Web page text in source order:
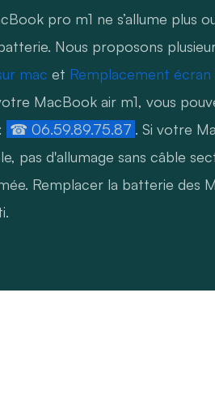
pro m1 ne s’allume plus
Nous proposons
mac et Remplacement
MacBook air m1, vous
☎ 06.59.89.75.87 . Si votre
pas d'allumage sans câble
Remplacer la batterie des